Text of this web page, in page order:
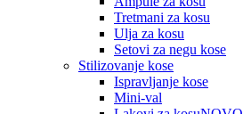
Tretmani za kosu
Ulja za kosu
Setovi za negu kose
Stilizovanje kose
Ispravljanje kose
Mini-val